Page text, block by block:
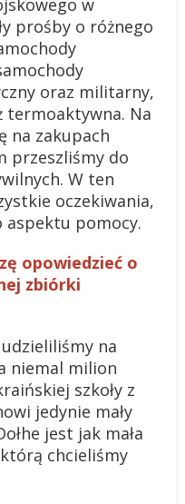
w
prośby o różnego
oraz militarny,
termoaktywna. Na
na zakupach
przeszliśmy do
W ten
oczekiwania,
aspektu pomocy.
opowiedzieć o
zbiórki
na
niemal milion
szkoły z
jedynie mały
jest jak mała
chcieliśmy